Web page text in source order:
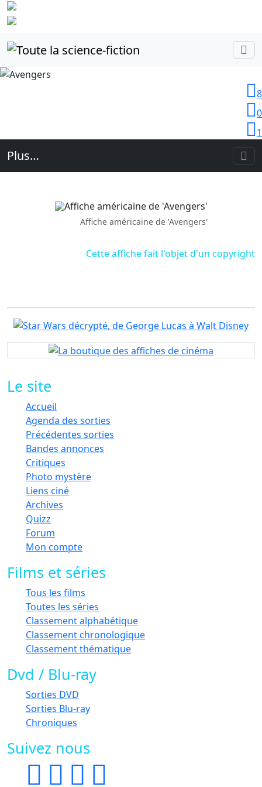
8
0
1
Plus…
Affiche américaine de 'Avengers'
Cette affiche fait l'objet d'un copyright
Le site
Accueil
Agenda des sorties
Précédentes sorties
Bandes annonces
Critiques
Photo mystère
Liens ciné
Archives
Quizz
Forum
Mon compte
Films et séries
Tous les films
Toutes les séries
Classement alphabétique
Classement chronologique
Classement thématique
Dvd / Blu-ray
Sorties DVD
Sorties Blu-ray
Chroniques
Suivez nous